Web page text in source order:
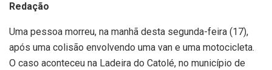
Redação
Uma pessoa morreu, na manhã desta segunda-feira (17),
após uma colisão envolvendo uma van e uma motocicleta.
O caso aconteceu na Ladeira do Catolé, no município de